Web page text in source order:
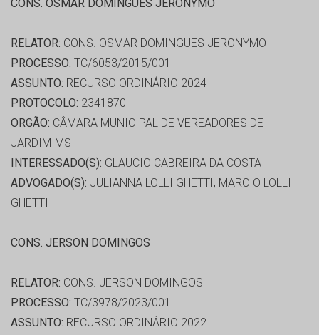
CONS. OSMAR DOMINGUES JERONYMO
RELATOR: CONS. OSMAR DOMINGUES JERONYMO
PROCESSO: TC/6053/2015/001
ASSUNTO: RECURSO ORDINÁRIO 2024
PROTOCOLO: 2341870
ORGÃO: CÂMARA MUNICIPAL DE VEREADORES DE
JARDIM-MS
INTERESSADO(S): GLAUCIO CABREIRA DA COSTA
ADVOGADO(S): JULIANNA LOLLI GHETTI, MARCIO LOLLI
GHETTI
CONS. JERSON DOMINGOS
RELATOR: CONS. JERSON DOMINGOS
PROCESSO: TC/3978/2023/001
ASSUNTO: RECURSO ORDINÁRIO 2022